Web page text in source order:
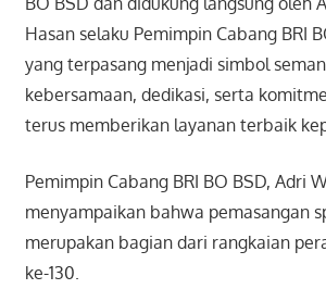
Hasan selaku Pemimpin Cabang BRI
yang terpasang menjadi simbol
kebersamaan, dedikasi, serta
terus memberikan layanan terbaik
Pemimpin Cabang BRI BO BSD, Adri
menyampaikan bahwa pemasangan
merupakan bagian dari rangkaian
ke-130.